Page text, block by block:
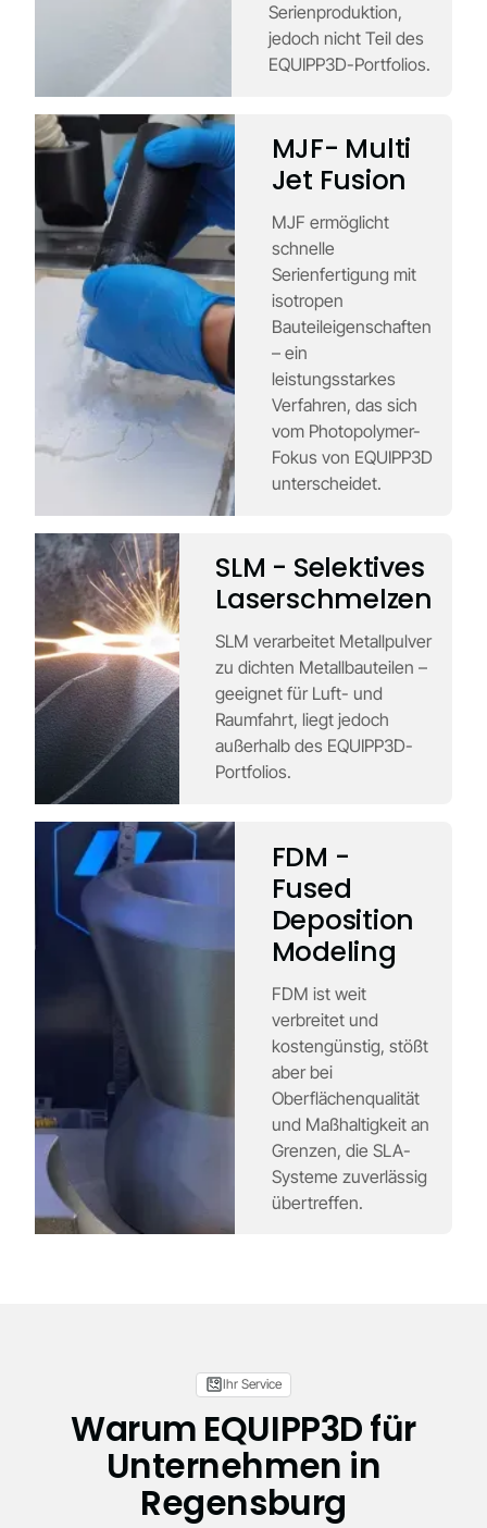
Serienproduktion,
jedoch nicht Teil des
EQUIPP3D-Portfolios.
MJF- Multi
Jet Fusion
MJF ermöglicht
schnelle
Serienfertigung mit
isotropen
Bauteileigenschaften
– ein
leistungsstarkes
Verfahren, das sich
vom Photopolymer-
Fokus von EQUIPP3D
unterscheidet.
SLM - Selektives
Laserschmelzen
SLM verarbeitet Metallpulver
zu dichten Metallbauteilen –
geeignet für Luft- und
Raumfahrt, liegt jedoch
außerhalb des EQUIPP3D-
Portfolios.
FDM -
Fused
Deposition
Modeling
FDM ist weit
verbreitet und
kostengünstig, stößt
aber bei
Oberflächenqualität
und Maßhaltigkeit an
Grenzen, die SLA-
Systeme zuverlässig
übertreffen.
Ihr Service
Warum EQUIPP3D für
Unternehmen in
Regensburg